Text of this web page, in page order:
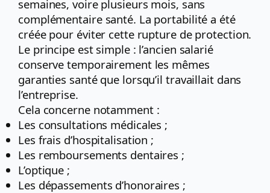
semaines, voire plusieurs mois, sans
complémentaire santé. La portabilité a été
créée pour éviter cette rupture de protection.
Le principe est simple : l’ancien salarié
conserve temporairement les mêmes
garanties santé que lorsqu’il travaillait dans
l’entreprise.
Cela concerne notamment :
Les consultations médicales ;
Les frais d’hospitalisation ;
Les remboursements dentaires ;
L’optique ;
Les dépassements d’honoraires ;